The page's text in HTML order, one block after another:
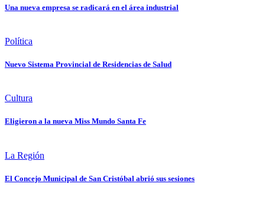
Una nueva empresa se radicará en el área industrial
Política
Nuevo Sistema Provincial de Residencias de Salud
Cultura
Eligieron a la nueva Miss Mundo Santa Fe
La Región
El Concejo Municipal de San Cristóbal abrió sus sesiones